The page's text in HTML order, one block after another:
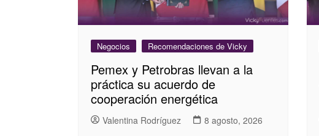
Negocios Recomendaciones de Vicky
Pemex y Petrobras llevan a la
práctica su acuerdo de
cooperación energética
Valentina Rodríguez 8 agosto, 2026